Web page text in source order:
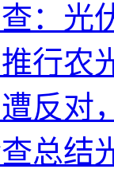
：光
行农
反对
总结